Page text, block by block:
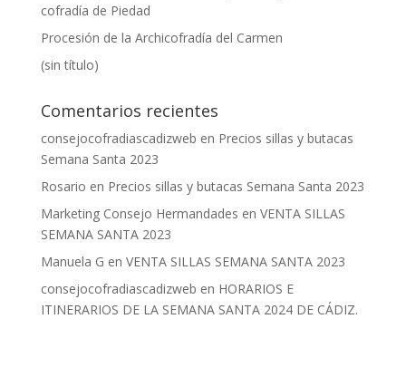
cofradía de Piedad
Procesión de la Archicofradía del Carmen
(sin título)
Comentarios recientes
consejocofradiascadizweb en Precios sillas y butacas
Semana Santa 2023
Rosario en Precios sillas y butacas Semana Santa 2023
Marketing Consejo Hermandades en VENTA SILLAS
SEMANA SANTA 2023
Manuela G en VENTA SILLAS SEMANA SANTA 2023
consejocofradiascadizweb en HORARIOS E
ITINERARIOS DE LA SEMANA SANTA 2024 DE CÁDIZ.